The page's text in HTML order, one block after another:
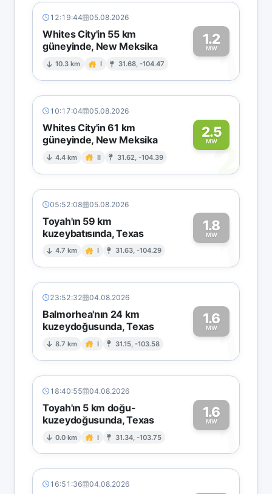
12:19:44 05.08.2026
Whites City'in 55 km
güneyinde, New Meksika
10.3 km I 31.68, -104.47
1.2
MW1
10:17:04 05.08.2026
Whites City'in 61 km
güneyinde, New Meksika
4.4 km II 31.62, -104.39
2.5
MW2
05:52:08 05.08.2026
Toyah'ın 59 km
kuzeybatısında, Texas
4.7 km I 31.63, -104.29
1.8
MW1
23:52:32 04.08.2026
Balmorhea'nın 24 km
kuzeydoğusunda, Texas
8.7 km I 31.15, -103.58
1.6
MW1
18:40:55 04.08.2026
Toyah'ın 5 km doğu-
kuzeydoğusunda, Texas
0.0 km I 31.34, -103.75
1.6
MW1
16:51:36 04.08.2026